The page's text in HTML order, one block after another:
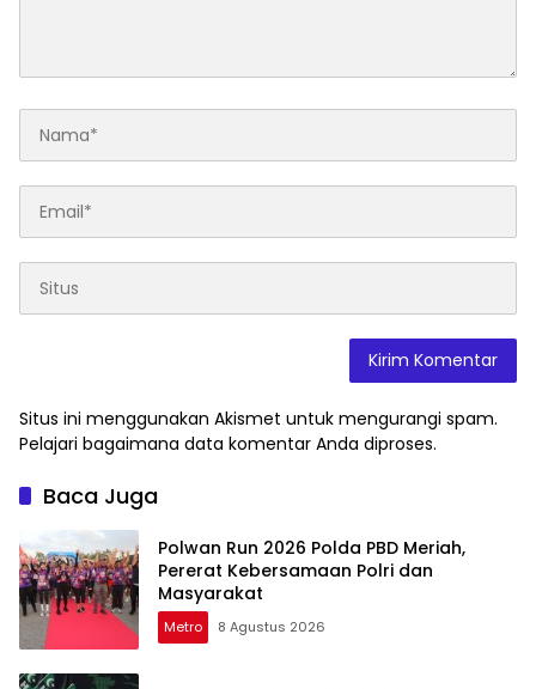
Situs ini menggunakan Akismet untuk mengurangi spam.
Pelajari bagaimana data komentar Anda diproses.
Baca Juga
Polwan Run 2026 Polda PBD Meriah,
Pererat Kebersamaan Polri dan
Masyarakat
Metro 8 Agustus 2026